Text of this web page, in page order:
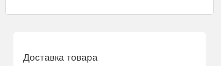
Доставка товара